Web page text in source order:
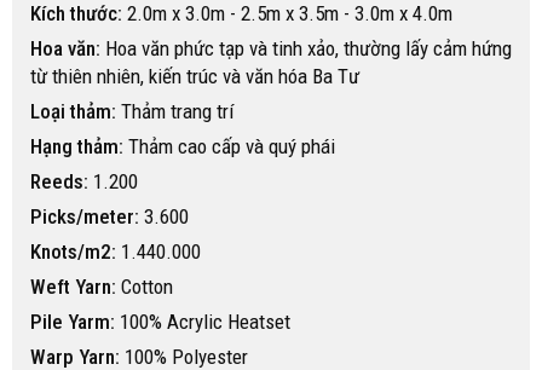
Kích thước: 2.0m x 3.0m - 2.5m x 3.5m - 3.0m x 4.0m
Hoa văn: Hoa văn phức tạp và tinh xảo, thường lấy cảm hứng
từ thiên nhiên, kiến trúc và văn hóa Ba Tư
Loại thảm: Thảm trang trí
Hạng thảm: Thảm cao cấp và quý phái
Reeds: 1.200
Picks/meter: 3.600
Knots/m2: 1.440.000
Weft Yarn: Cotton
Pile Yarm: 100% Acrylic Heatset
Warp Yarn: 100% Polyester